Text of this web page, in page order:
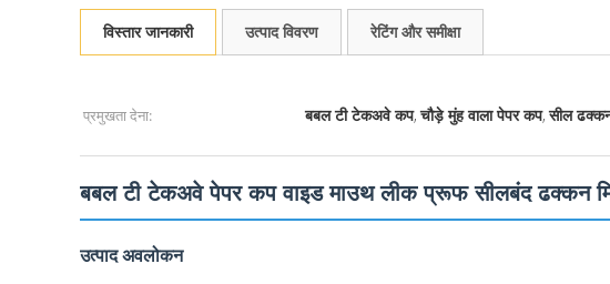
विस्तार जानकारी उत्पाद विवरण रेटिंग और समीक्षा
प्रमुखता देना: बबल टी टेकअवे कप,चौड़े मुंह वाला पेपर कप,सील
बबल टी टेकअवे पेपर कप वाइड माउथ लीक प्रूफ सीलबंद ढक्कन
उत्पाद अवलोकन